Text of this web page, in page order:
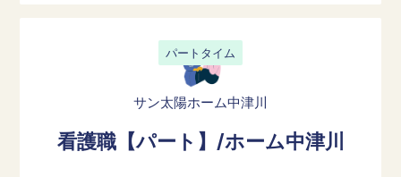
サン太陽ホーム中津川
看護職【パート】/ホーム中津川
パートタイム